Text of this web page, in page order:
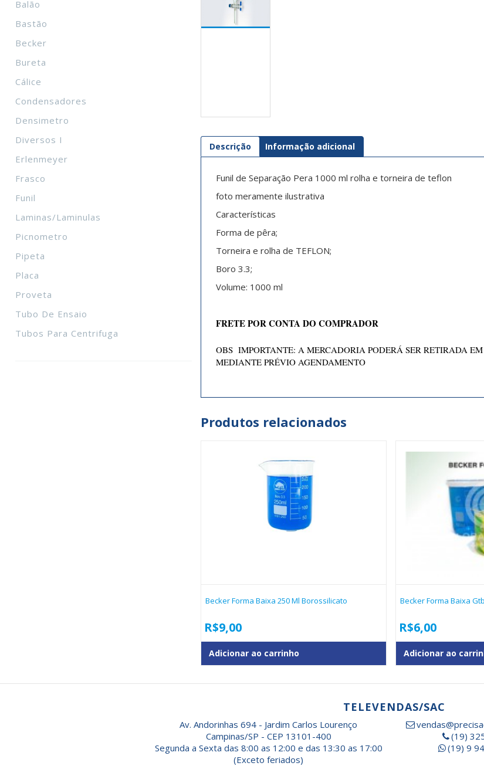
Balão
Bastão
Becker
Bureta
Cálice
Condensadores
Densimetro
Diversos I
Erlenmeyer
Frasco
Funil
Laminas/Laminulas
Picnometro
Pipeta
Placa
Proveta
Tubo De Ensaio
Tubos Para Centrifuga
Descrição Informação adicional
Funil de Separação Pera 1000 ml rolha e torneira de teflon
foto meramente ilustrativa
Características
Forma de pêra;
Torneira e rolha de TEFLON;
Boro 3.3;
Volume: 1000 ml
FRETE POR CONTA DO COMPRADOR
OBS IMPORTANTE: A MERCADORIA PODERÁ SER RETIRADA
MEDIANTE PRÉVIO AGENDAMENTO
Produtos relacionados
Becker Forma Baixa 250 Ml Borossilicato
R$9,00
Adicionar ao carrinho
Becker Forma Baixa
R$6,00
Adicionar ao
TELEVENDAS/SAC
Av. Andorinhas 694 - Jardim Carlos Lourenço
Campinas/SP - CEP 13101-400
Segunda a Sexta das 8:00 as 12:00 e das 13:30 as 17:00
(Exceto feriados)
(19)
(19) 9